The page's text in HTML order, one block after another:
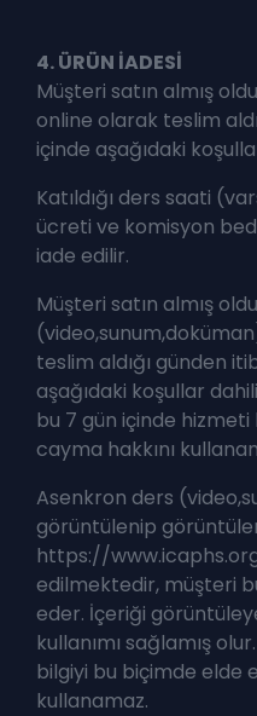
4. ÜRÜN İADESİ
Müşteri satın almış
online olarak teslim
içinde aşağıdaki
Katıldığı ders saati
ücreti ve komisyon
iade edilir.
Müşteri satın almış
teslim aldığı günden
aşağıdaki koşullar
bu 7 gün içinde
cayma hakkını
Asenkron ders
görüntülenip
https://
edilmektedir, müşteri
eder. İçeriği
kullanımı sağlamış
bilgiyi bu biçimde elde
kullanamaz.